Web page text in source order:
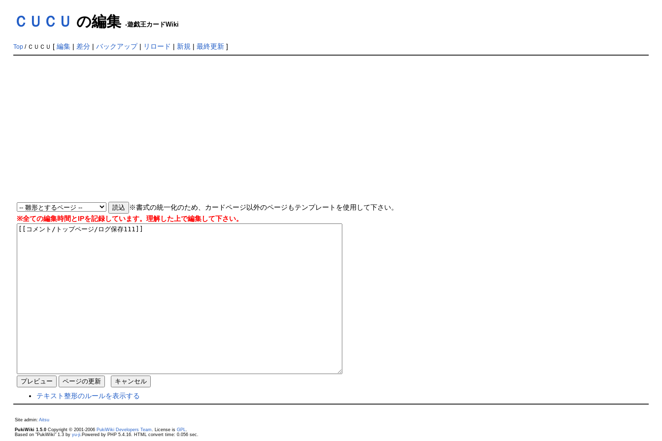
ＣＵＣＵ の編集 -遊戯王カードWiki
Top/ ＣＵＣＵ [ 編集| 差分| バックアップ| リロード | 新規 | 最終更新]
※書式の統一化のため、カードページ以外のページもテンプレートを使用して下さい。
※全ての編集時間とIPを記録しています。理解した上で編集して下さい。
テキスト整形のルールを表示する
Site admin: Aitsu
PukiWiki 1.5.0Copyright © 2001-2006 PukiWiki Developers Team. License is GPL.
Based on "PukiWiki" 1.3 by yu-ji.Powered by PHP 5.4.16. HTML convert time: 0.056 sec.